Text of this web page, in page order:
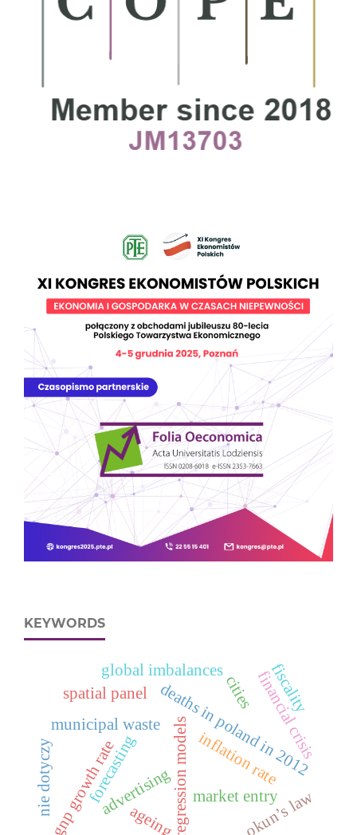
KEYWORDS
forecasting
municipal waste regression models
cities
deaths in poland in 2012
market entry
advertising
global imbalances financial crisis
gnp growth rate inflation rate
okun’s law
nie dotyczy
spatial panel
ageing
fiscality